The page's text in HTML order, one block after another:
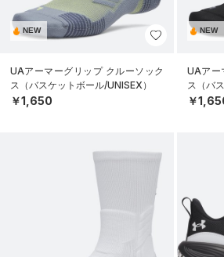
NEW
UAアーマーグリップ クルーソック
ス（バスケットボール/UNISEX）
￥1,650
NEW
UAアー
ス（バ
￥